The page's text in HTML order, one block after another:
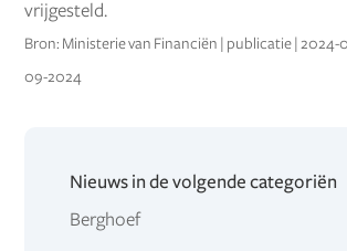
vrijgesteld.
Bron: Ministerie van Financiën | publicatie | 2024-
09-2024
Nieuws in de volgende categoriën
Berghoef